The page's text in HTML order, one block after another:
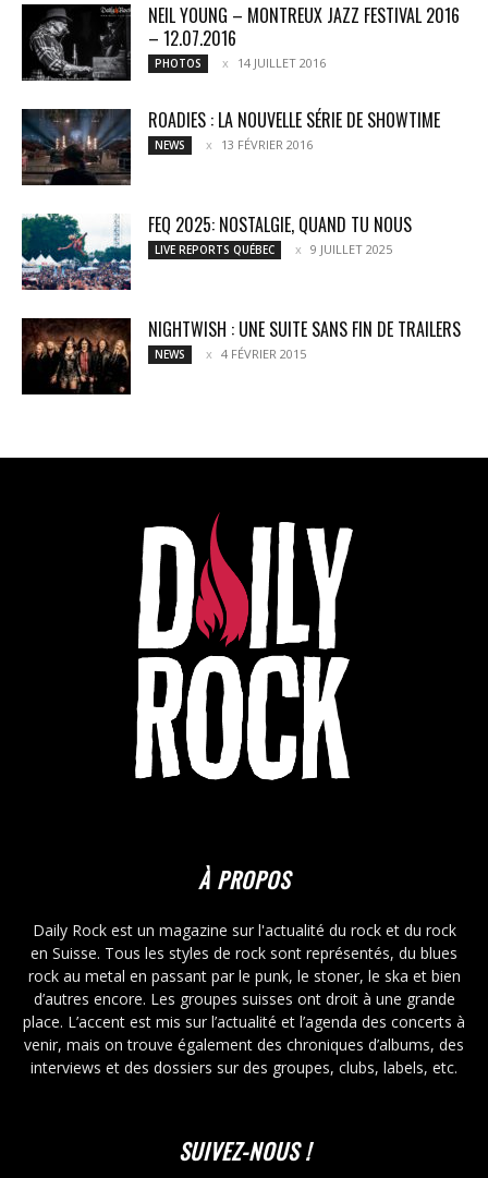
NEIL YOUNG – MONTREUX JAZZ FESTIVAL 2016
– 12.07.2016
PHOTOS 14 JUILLET 2016
ROADIES : LA NOUVELLE SÉRIE DE SHOWTIME
NEWS 13 FÉVRIER 2016
FEQ 2025: NOSTALGIE, QUAND TU NOUS
LIVE REPORTS QUÉBEC 9 JUILLET 2025
NIGHTWISH : UNE SUITE SANS FIN DE TRAILERS
NEWS 4 FÉVRIER 2015
À PROPOS
Daily Rock est un magazine sur l'actualité du rock et du rock
en Suisse. Tous les styles de rock sont représentés, du blues
rock au metal en passant par le punk, le stoner, le ska et bien
d’autres encore. Les groupes suisses ont droit à une grande
place. L’accent est mis sur l’actualité et l’agenda des concerts à
venir, mais on trouve également des chroniques d’albums, des
interviews et des dossiers sur des groupes, clubs, labels, etc.
SUIVEZ-NOUS !